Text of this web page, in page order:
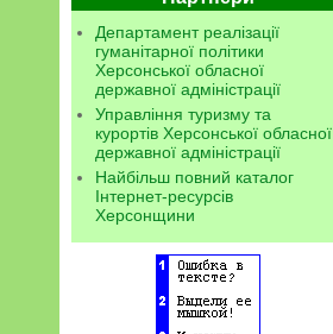
Департамент реалізації
гуманітарної політики
Херсонської обласної
державної адміністрації
Управління туризму та
курортів Херсонської обласної
державної адміністрації
Найбільш повний каталог
Інтернет-ресурсів
Херсонщини